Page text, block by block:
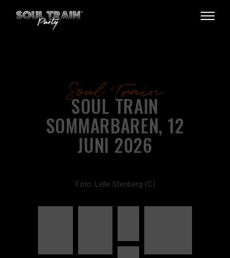
Soul Train
SOUL TRAIN
SOMMARBAREN, 12
JUNI 2026
Foto: Lelle Stenberg (C)